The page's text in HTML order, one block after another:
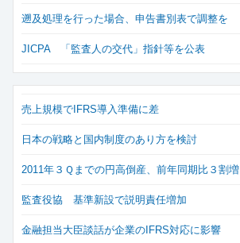
遡及処理を行った場合、申告書別表で調整を
JICPA 「監査人の交代」指針等を公表
売上規模でIFRS導入準備に差
日本の戦略と国内制度のあり方を検討
2011年３Ｑまでの円高倒産、前年同期比３割増
監査役協 基準新設で説明責任増加
金融担当大臣談話が企業のIFRS対応に影響